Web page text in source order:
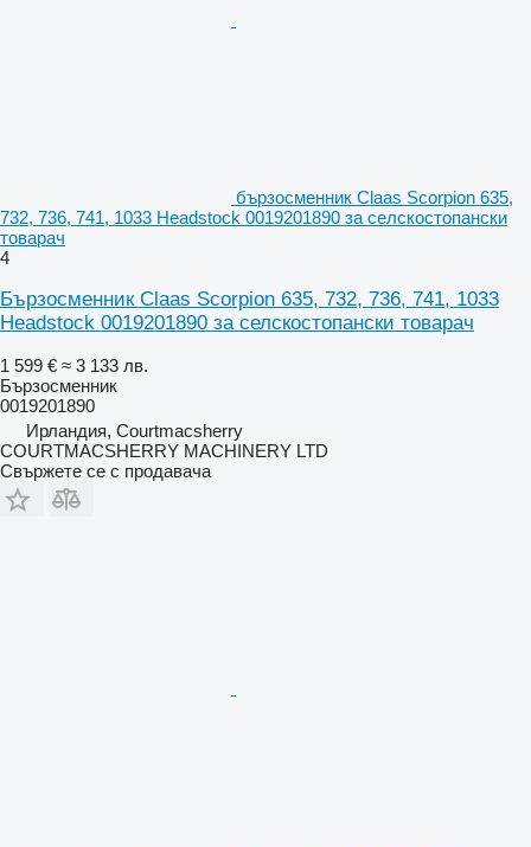
бързосменник Claas Scorpion 635,
732, 736, 741, 1033 Headstock 0019201890 за селскостопански
товарач
4
Бързосменник Claas Scorpion 635, 732, 736, 741, 1033
Headstock 0019201890 за селскостопански товарач
1 599 € ≈ 3 133 лв.
Бързосменник
0019201890
Ирландия, Courtmacsherry
COURTMACSHERRY MACHINERY LTD
Свържете се с продавача